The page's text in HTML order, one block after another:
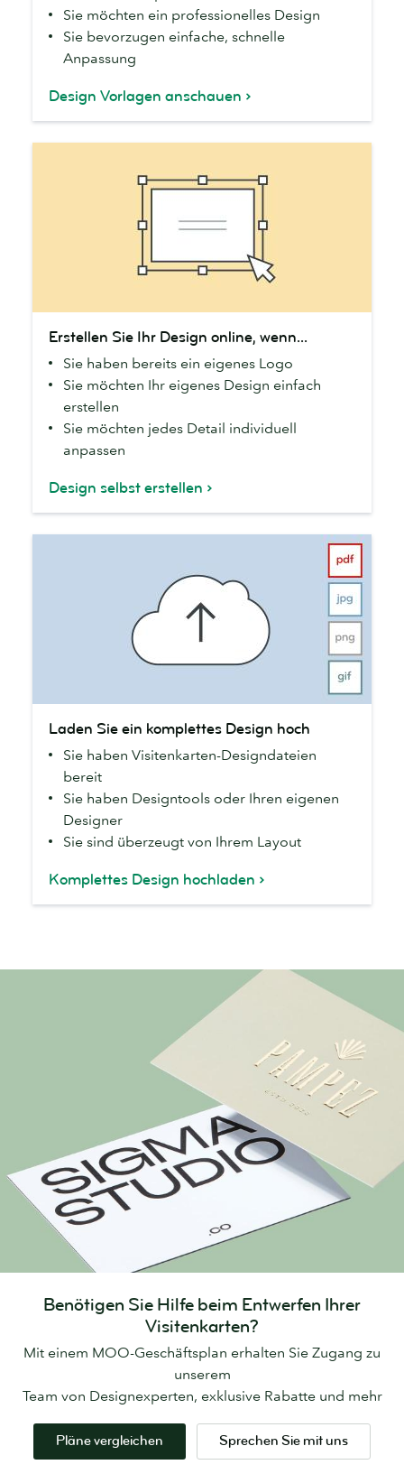
VorlagenSie möchten ein professionelles Design
Sie bevorzugen einfache, schnelle
Anpassung
Design Vorlagen anschauen
Sie
Design
online,
wenn...
Erstellen Sie Ihr Design online, wenn...
Sie haben bereits ein eigenes Logo
Sie möchten Ihr eigenes Design einfach
erstellen
Sie möchten jedes Detail individuell
anpassen
Design selbst erstellen
Sie
ein
komplettes
Design
Laden Sie ein komplettes Design hoch
Sie haben Visitenkarten-Designdateien
bereit
Sie haben Designtools oder Ihren eigenen
Designer
Sie sind überzeugt von Ihrem Layout
Komplettes Design hochladen
Benötigen Sie Hilfe beim Entwerfen Ihrer
Visitenkarten?
Mit einem MOO-Geschäftsplan erhalten Sie Zugang zu
unserem
Team von Designexperten, exklusive Rabatte und mehr
Pläne vergleichen Sprechen Sie mit uns